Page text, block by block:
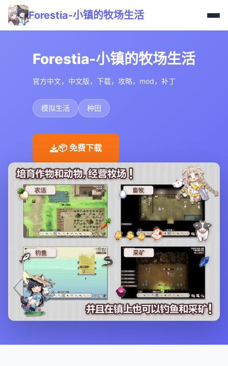
Forestia-小镇的牧场生活
Forestia-小镇的牧场生活
官方中文，中文版，下载，攻略，mod，补丁
模拟生活 种田
📦 免费下载